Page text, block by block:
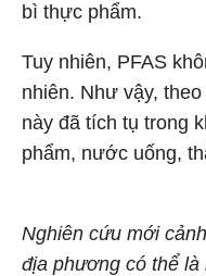
bì thực phẩm.
Tuy nhiên, PFAS
nhiên. Như vậy,
này đã tích tụ trong
phẩm, nước uống,
Nghiên cứu mới
địa phương có thể